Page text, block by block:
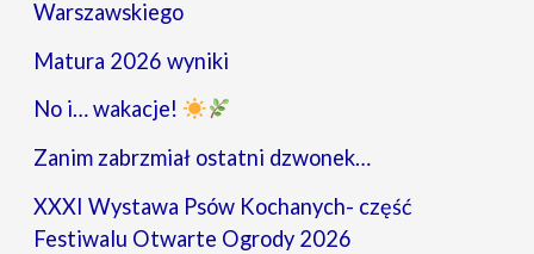
Warszawskiego
Matura 2026 wyniki
No i… wakacje!
Zanim zabrzmiał ostatni dzwonek…
XXXI Wystawa Psów Kochanych- część
Festiwalu Otwarte Ogrody 2026